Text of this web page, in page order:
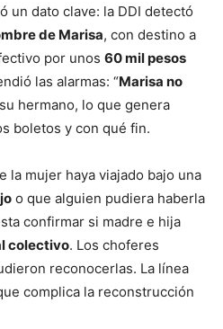
un dato clave: la DDI detectó
de Marisa, con destino a
por unos 60 mil pesos
las alarmas: “Marisa no
hermano, lo que genera
boletos y con qué fin.
la mujer haya viajado bajo una
o que alguien pudiera haberla
confirmar si madre e hija
colectivo. Los choferes
reconocerlas. La línea
complica la reconstrucción